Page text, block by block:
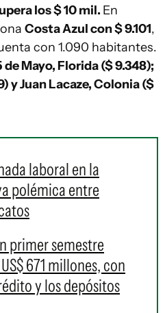
los $ 10 mil. En
Costa Azul con $ 9.101,
con 1.090 habitantes.
Mayo, Florida ($ 9.348);
y Juan Lacaze, Colonia ($
laboral en la
polémica entre
primer semestre
671 millones, con
y los depósitos